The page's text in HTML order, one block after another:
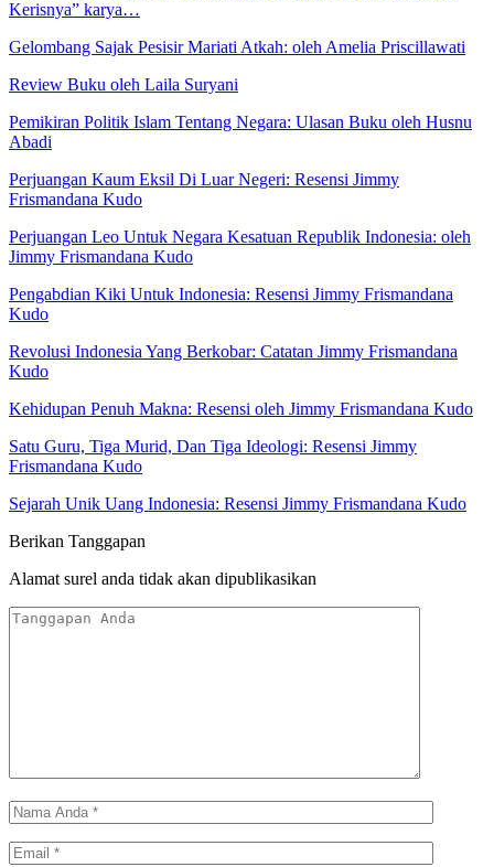
Kerisnya” karya…
Gelombang Sajak Pesisir Mariati Atkah: oleh Amelia Priscillawati
Review Buku oleh Laila Suryani
Pemikiran Politik Islam Tentang Negara: Ulasan Buku oleh Husnu
Abadi
Perjuangan Kaum Eksil Di Luar Negeri: Resensi Jimmy
Frismandana Kudo
Perjuangan Leo Untuk Negara Kesatuan Republik Indonesia: oleh
Jimmy Frismandana Kudo
Pengabdian Kiki Untuk Indonesia: Resensi Jimmy Frismandana
Kudo
Revolusi Indonesia Yang Berkobar: Catatan Jimmy Frismandana
Kudo
Kehidupan Penuh Makna: Resensi oleh Jimmy Frismandana Kudo
Satu Guru, Tiga Murid, Dan Tiga Ideologi: Resensi Jimmy
Frismandana Kudo
Sejarah Unik Uang Indonesia: Resensi Jimmy Frismandana Kudo
Berikan Tanggapan
Alamat surel anda tidak akan dipublikasikan